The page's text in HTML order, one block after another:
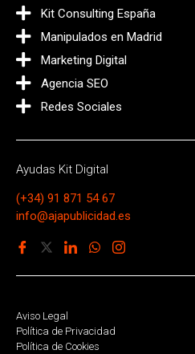
Kit Consulting España
Manipulados en Madrid
Marketing Digital
Agencia SEO
Redes Sociales
Ayudas Kit Digital
(+34) 91 871 54 67
info@ajapublicidad.es
Aviso Legal
Política de Privacidad
Política de Cookies